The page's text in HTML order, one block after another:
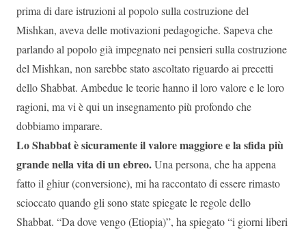
prima di dare istruzioni al popolo sulla costruzione del
Mishkan, aveva delle motivazioni pedagogiche. Sapeva che
parlando al popolo già impegnato nei pensieri sulla costruzione
del Mishkan, non sarebbe stato ascoltato riguardo ai precetti
dello Shabbat. Ambedue le teorie hanno il loro valore e le loro
ragioni, ma vi è qui un insegnamento più profondo che
dobbiamo imparare.
Lo Shabbat è sicuramente il valore maggiore e la sfida più
grande nella vita di un ebreo.Una persona, che ha appena
fatto il ghiur (conversione), mi ha raccontato di essere rimasto
scioccato quando gli sono state spiegate le regole dello
Shabbat. “Da dove vengo (Etiopia)”, ha spiegato “i giorni liberi